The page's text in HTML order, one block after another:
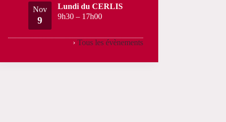
Nov
9
Lundi du CERLIS
9h30 – 17h00
› Tous les évènements